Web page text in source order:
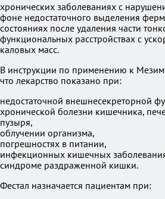
хронических заболеваниях с
фоне недостаточного выделения
состояниях после удаления части
функциональных расстройствах с
каловых масс.
В инструкции по применению к
что лекарство показано при:
недостаточной внешнесекреторной
хронической болезни кишечника,
пузыря,
облучении организма,
погрешностях в питании,
инфекционных кишечных
синдроме раздраженной кишки.
Фестал назначается пациентам при: